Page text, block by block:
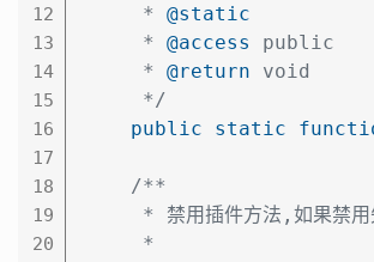
12
13
14
15
16
17
18
19
20
     *
@static
     *
@access
public
     *
@return void
     */
public
static
/**
* 禁用插件方法,如果禁用
     *